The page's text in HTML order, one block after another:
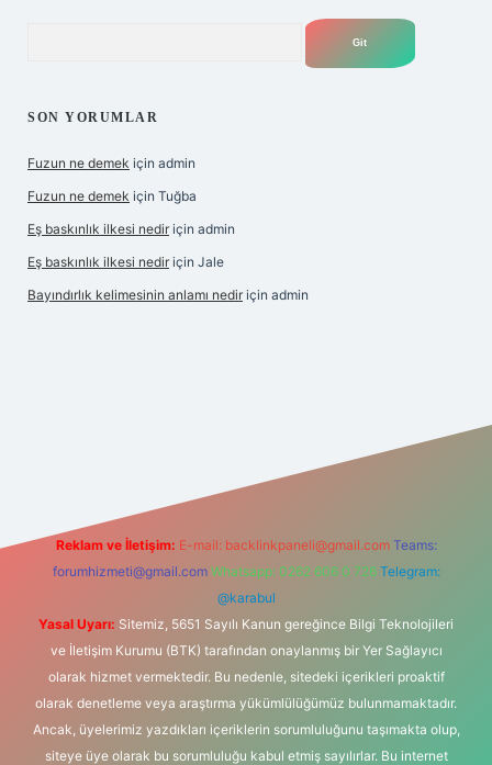
SON YORUMLAR
Fuzun ne demek için admin
Fuzun ne demek için Tuğba
Eş baskınlık ilkesi nedir için admin
Eş baskınlık ilkesi nedir için Jale
Bayındırlık kelimesinin anlamı nedir için admin
Reklam ve İletişim: E-mail: backlinkpaneli@gmail.com Teams:
forumhizmeti@gmail.com Whatsapp: 0262 606 0 726 Telegram:
@karabul
Yasal Uyarı: Sitemiz, 5651 Sayılı Kanun gereğince Bilgi Teknolojileri
ve İletişim Kurumu (BTK) tarafından onaylanmış bir Yer Sağlayıcı
olarak hizmet vermektedir. Bu nedenle, sitedeki içerikleri proaktif
olarak denetleme veya araştırma yükümlülüğümüz bulunmamaktadır.
Ancak, üyelerimiz yazdıkları içeriklerin sorumluluğunu taşımakta olup,
siteye üye olarak bu sorumluluğu kabul etmiş sayılırlar. Bu internet